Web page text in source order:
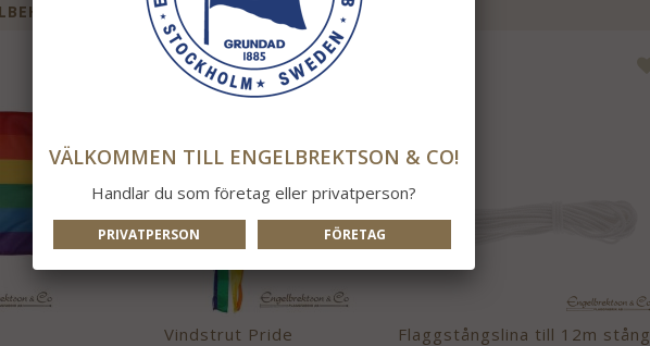
TILL DENNA PRODUKT
Vindstrut Pride Flaggstångslina till 12m stång
VÄLKOMMEN TILL ENGELBREKTSON & CO!
Handlar du som företag eller privatperson?
PRIVATPERSON FÖRETAG